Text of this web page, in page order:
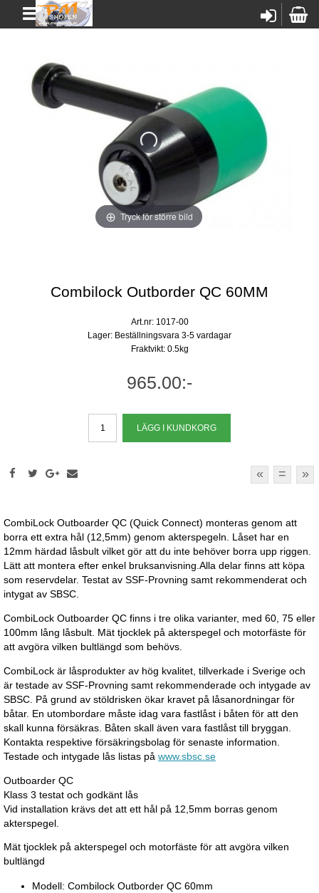
Tryck för större bild
Combilock Outborder QC 60MM
Art.nr: 1017-00
Lager: Beställningsvara 3-5 vardagar
Fraktvikt: 0.5kg
965.00:-
« = »
CombiLock Outboarder QC (Quick Connect) monteras genom att
borra ett extra hål (12,5mm) genom akterspegeln. Låset har en
12mm härdad låsbult vilket gör att du inte behöver borra upp riggen.
Lätt att montera efter enkel bruksanvisning.Alla delar finns att köpa
som reservdelar. Testat av SSF-Provning samt rekommenderat och
intygat av SBSC.
CombiLock Outboarder QC finns i tre olika varianter, med 60, 75 eller
100mm lång låsbult. Mät tjocklek på akterspegel och motorfäste för
att avgöra vilken bultlängd som behövs.
CombiLock är låsprodukter av hög kvalitet, tillverkade i Sverige och
är testade av SSF-Provning samt rekommenderade och intygade av
SBSC. På grund av stöldrisken ökar kravet på låsanordningar för
båtar. En utombordare måste idag vara fastlåst i båten för att den
skall kunna försäkras. Båten skall även vara fastlåst till bryggan.
Kontakta respektive försäkringsbolag för senaste information.
Testade och intygade lås listas på www.sbsc.se
Outboarder QC
Klass 3 testat och godkänt lås
Vid installation krävs det att ett hål på 12,5mm borras genom
akterspegel.
Mät tjocklek på akterspegel och motorfäste för att avgöra vilken
bultlängd
Modell: Combilock Outborder QC 60mm